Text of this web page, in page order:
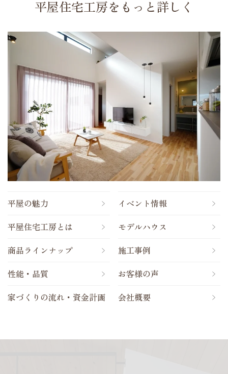
平屋住宅工房をもっと詳しく
平屋の魅力
平屋住宅工房とは
商品ラインナップ
性能・品質
家づくりの流れ・資金計画
イベント情報
モデルハウス
施工事例
お客様の声
会社概要